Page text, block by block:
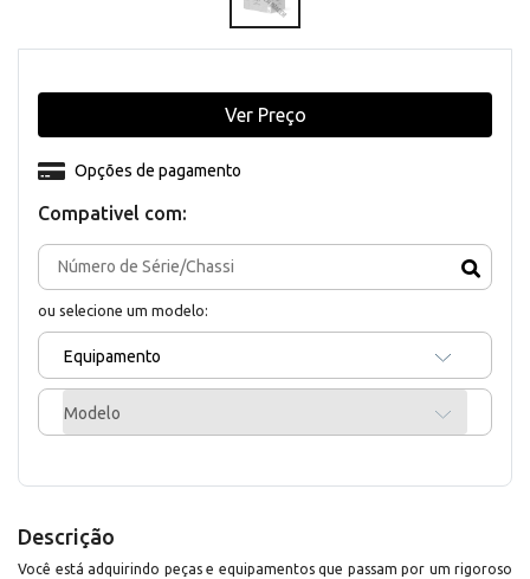
Compativel com:
ou selecione um modelo:
Equipamento
Modelo
Opções de pagamento
Ver Preço
Descrição
Você está adquirindo peças e equipamentos que passam por um rigoroso